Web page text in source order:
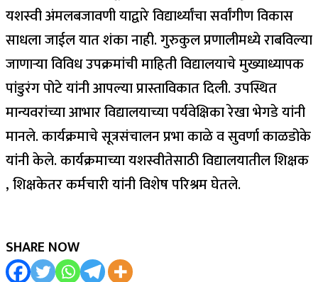
यशस्वी अंमलबजावणी याद्वारे विद्यार्थ्यांचा सर्वांगीण विकास
साधला जाईल यात शंका नाही. गुरुकुल प्रणालीमध्ये राबविल्या
जाणाऱ्या विविध उपक्रमांची माहिती विद्यालयाचे मुख्याध्यापक
पांडुरंग पोटे यांनी आपल्या प्रास्ताविकात दिली. उपस्थित
मान्यवरांच्या आभार विद्यालयाच्या पर्यवेक्षिका रेखा भेगडे यांनी
मानले. कार्यक्रमाचे सूत्रसंचालन प्रभा काळे व सुवर्णा काळडोके
यांनी केले. कार्यक्रमाच्या यशस्वीतेसाठी विद्यालयातील शिक्षक
, शिक्षकेतर कर्मचारी यांनी विशेष परिश्रम घेतले.
SHARE NOW